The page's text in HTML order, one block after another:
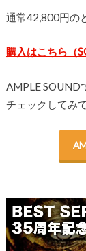
通常42,800円の
購入はこちら（
AMPLE SOUND
チェックしてみ